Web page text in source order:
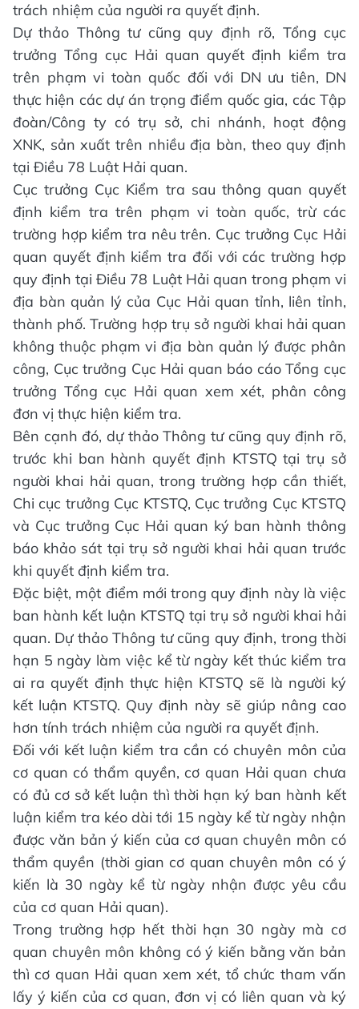
trách nhiệm của người ra quyết định.
Dự thảo Thông tư cũng quy định rõ, Tổng cục
trưởng Tổng cục Hải quan quyết định kiểm tra
trên phạm vi toàn quốc đối với DN ưu tiên, DN
thực hiện các dự án trọng điểm quốc gia, các Tập
đoàn/Công ty có trụ sở, chi nhánh, hoạt động
XNK, sản xuất trên nhiều địa bàn, theo quy định
tại Điều 78 Luật Hải quan.
Cục trưởng Cục Kiểm tra sau thông quan quyết
định kiểm tra trên phạm vi toàn quốc, trừ các
trường hợp kiểm tra nêu trên. Cục trưởng Cục Hải
quan quyết định kiểm tra đối với các trường hợp
quy định tại Điều 78 Luật Hải quan trong phạm vi
địa bàn quản lý của Cục Hải quan tỉnh, liên tỉnh,
thành phố. Trường hợp trụ sở người khai hải quan
không thuộc phạm vi địa bàn quản lý được phân
công, Cục trưởng Cục Hải quan báo cáo Tổng cục
trưởng Tổng cục Hải quan xem xét, phân công
đơn vị thực hiện kiểm tra.
Bên cạnh đó, dự thảo Thông tư cũng quy định rõ,
trước khi ban hành quyết định KTSTQ tại trụ sở
người khai hải quan, trong trường hợp cần thiết,
Chi cục trưởng Cục KTSTQ, Cục trưởng Cục KTSTQ
và Cục trưởng Cục Hải quan ký ban hành thông
báo khảo sát tại trụ sở người khai hải quan trước
khi quyết định kiểm tra.
Đặc biệt, một điểm mới trong quy định này là việc
ban hành kết luận KTSTQ tại trụ sở người khai hải
quan. Dự thảo Thông tư cũng quy định, trong thời
hạn 5 ngày làm việc kể từ ngày kết thúc kiểm tra
ai ra quyết định thực hiện KTSTQ sẽ là người ký
kết luận KTSTQ. Quy định này sẽ giúp nâng cao
hơn tính trách nhiệm của người ra quyết định.
Đối với kết luận kiểm tra cần có chuyên môn của
cơ quan có thẩm quyền, cơ quan Hải quan chưa
có đủ cơ sở kết luận thì thời hạn ký ban hành kết
luận kiểm tra kéo dài tới 15 ngày kể từ ngày nhận
được văn bản ý kiến của cơ quan chuyên môn có
thẩm quyền (thời gian cơ quan chuyên môn có ý
kiến là 30 ngày kể từ ngày nhận được yêu cầu
của cơ quan Hải quan).
Trong trường hợp hết thời hạn 30 ngày mà cơ
quan chuyên môn không có ý kiến bằng văn bản
thì cơ quan Hải quan xem xét, tổ chức tham vấn
lấy ý kiến của cơ quan, đơn vị có liên quan và ký